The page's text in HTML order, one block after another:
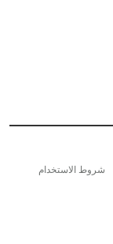
شروط الاستخدام